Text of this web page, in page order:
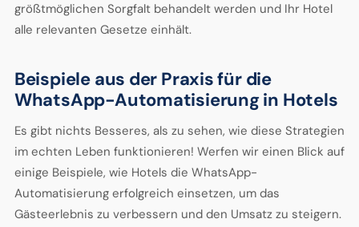
größtmöglichen Sorgfalt behandelt werden und Ihr Hotel
alle relevanten Gesetze einhält.
Beispiele aus der Praxis für die
WhatsApp-Automatisierung in Hotels
Es gibt nichts Besseres, als zu sehen, wie diese Strategien
im echten Leben funktionieren! Werfen wir einen Blick auf
einige Beispiele, wie Hotels die WhatsApp-
Automatisierung erfolgreich einsetzen, um das
Gästeerlebnis zu verbessern und den Umsatz zu steigern.